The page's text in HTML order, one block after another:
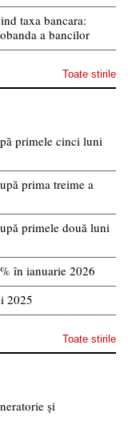
taxa bancara:
a bancilor
Toate stirile
primele cinci luni
prima treime a
primele două luni
în ianuarie 2026
2025
Toate stirile
și